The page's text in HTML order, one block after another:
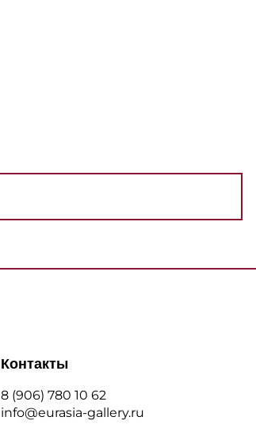
Контакты
8 (906) 780 10 62
info@eurasia-gallery.ru